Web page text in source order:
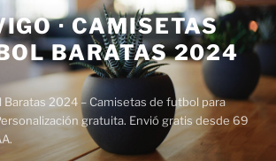
· CAMISETAS
BARATAS 2024
2024 – Camisetas de futbol para
gratuita. Envió gratis desde 69